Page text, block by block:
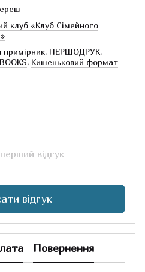
клуб «Клуб Сімейного
примірник, ПЕРШОДРУК,
, Кишеньковий формат
відгук
відгук
Повернення